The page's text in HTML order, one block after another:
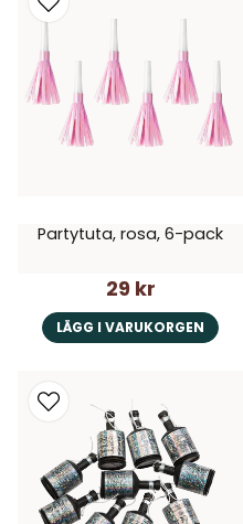
Partytuta, rosa, 6-pack
29 kr
LÄGG I VARUKORGEN